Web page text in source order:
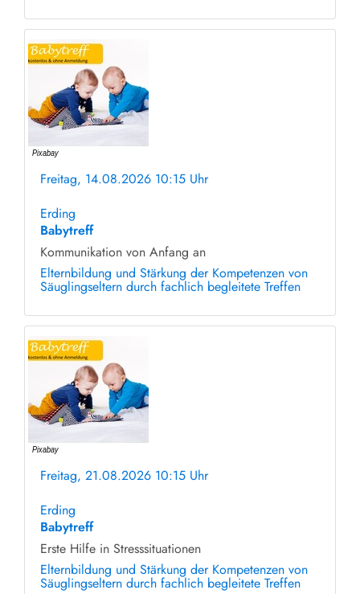
Freitag, 14.08.2026 10:15 Uhr
Erding
Babytreff
Kommunikation von Anfang an
Elternbildung und Stärkung der Kompetenzen von
Säuglingseltern durch fachlich begleitete Treffen
Freitag, 21.08.2026 10:15 Uhr
Erding
Babytreff
Erste Hilfe in Stresssituationen
Elternbildung und Stärkung der Kompetenzen von
Säuglingseltern durch fachlich begleitete Treffen